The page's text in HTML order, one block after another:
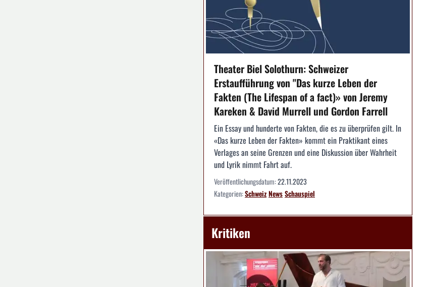
Theater Biel Solothurn: Schweizer
Erstaufführung von "Das kurze Leben der
Fakten (The Lifespan of a fact)» von Jeremy
Kareken & David Murrell und Gordon Farrell
Ein Essay und hunderte von Fakten, die es zu überprüfen gilt. In
«Das kurze Leben der Fakten» kommt ein Praktikant eines
Verlages an seine Grenzen und eine Diskussion über Wahrheit
und Lyrik nimmt Fahrt auf.
Veröffentlichungsdatum:22.11.2023
Kategorien:SchweizNewsSchauspiel
Kritiken